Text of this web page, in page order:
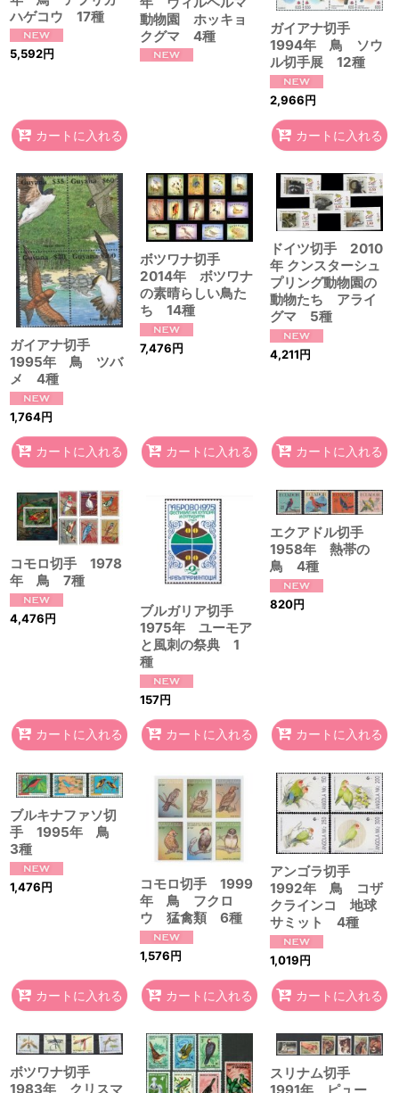
ハゲコウ 17種
5,592円
カートに入れる
動物園 ホッキョ
クグマ 4種
ガイアナ切手
1994年 鳥 ソウ
ル切手展 12種
2,966円
カートに入れる
ガイアナ切手
1995年 鳥 ツバ
メ 4種
1,764円
カートに入れる
ボツワナ切手
2014年 ボツワナ
の素晴らしい鳥た
ち 14種
7,476円
カートに入れる
ドイツ切手 2010
年 クンスターシュ
プリング動物園の
動物たち アライ
グマ 5種
4,211円
カートに入れる
コモロ切手 1978
年 鳥 7種
4,476円
カートに入れる
ブルガリア切手
1975年 ユーモア
と風刺の祭典 1
種
157円
カートに入れる
エクアドル切手
1958年 熱帯の
鳥 4種
820円
カートに入れる
ブルキナファソ切
手 1995年 鳥
3種
1,476円
カートに入れる
コモロ切手 1999
年 鳥 フクロ
ウ 猛禽類 6種
1,576円
カートに入れる
アンゴラ切手
1992年 鳥 コザ
クラインコ 地球
サミット 4種
1,019円
カートに入れる
ボツワナ切手
1983年 クリスマ
スリナム切手